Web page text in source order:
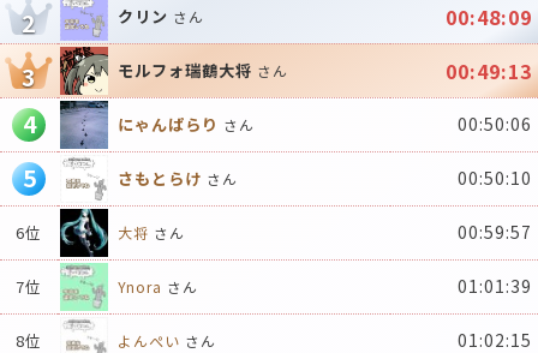
2 クリン さん 00:48:09
3 モルフォ瑞鶴大将 さん 00:49:13
4 にゃんぱらり さん 00:50:06
5 さもとらけ さん 00:50:10
6位 大将 さん 00:59:57
7位 Ynora さん 01:01:39
8位 よんぺい さん 01:02:15